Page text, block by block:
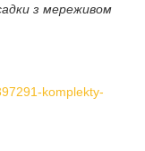
з мереживом
komplekty-